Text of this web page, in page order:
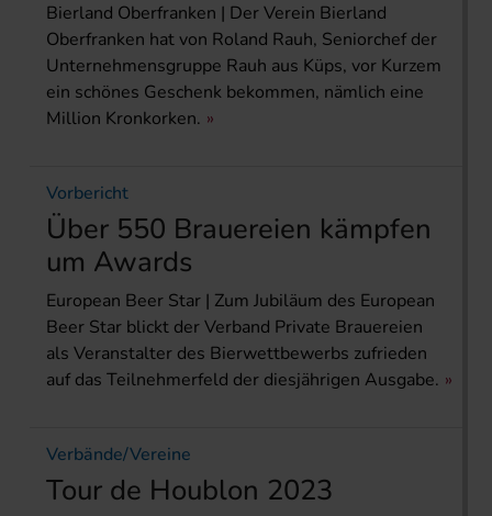
Bierland Oberfranken | Der Verein Bierland
Oberfranken hat von Roland Rauh, Seniorchef der
Unternehmensgruppe Rauh aus Küps, vor Kurzem
ein schönes Geschenk bekommen, nämlich eine
Million Kronkorken.
Vorbericht
Über 550 Brauereien kämpfen
um Awards
European Beer Star | Zum Jubiläum des European
Beer Star blickt der Verband Private Brauereien
als Veranstalter des Bierwettbewerbs zufrieden
auf das Teilnehmerfeld der diesjährigen Ausgabe.
Verbände/Vereine
Tour de Houblon 2023